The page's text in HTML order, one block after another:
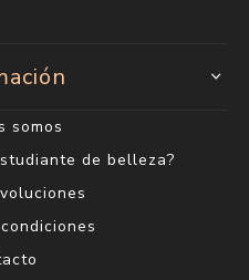
somos
de belleza?